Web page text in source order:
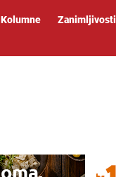
Kolumne
Zanimljivosti